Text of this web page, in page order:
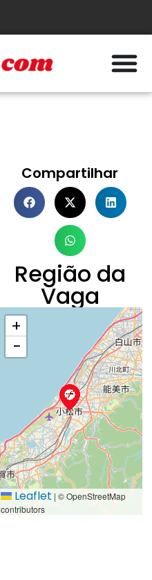
Compartilhar
Região da
Vaga
+
−
Leaflet | © OpenStreetMap
contributors